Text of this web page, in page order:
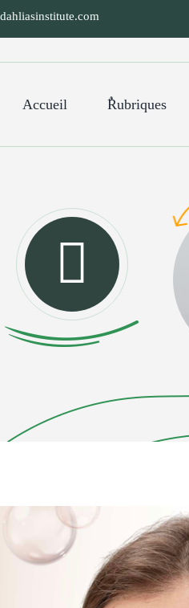
Accueil ٌRubriques